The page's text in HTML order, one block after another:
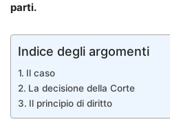
parti.
Indice degli argomenti
Il caso
La decisione della Corte
Il principio di diritto